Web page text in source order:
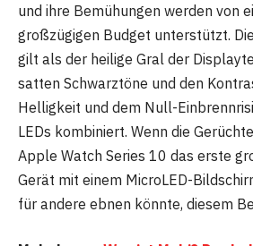
und ihre Bemühungen werden von
großzügigen Budget unterstützt.
gilt als der heilige Gral der
satten Schwarztöne und den
Helligkeit und dem Null-
LEDs kombiniert. Wenn die
Apple Watch Series 10 das erste
Gerät mit einem MicroLED-
für andere ebnen könnte, diesem